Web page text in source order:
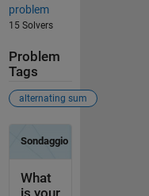
problem
15 Solvers
Problem
Tags
alternating sum